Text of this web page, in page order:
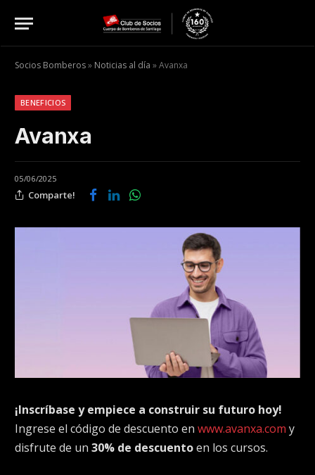
Socios Bomberos» Noticias al día »Avanxa
BENEFICIOS
Avanxa
05/06/2025
Comparte!
¡Inscríbase y empiece a construir su futuro hoy!
Ingrese el código de descuento en www.avanxa.com y
disfrute de un 30% de descuentoen los cursos.